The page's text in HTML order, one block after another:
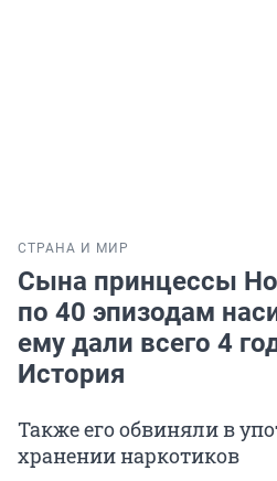
СТРАНА И МИР
Сына принцессы
по 40 эпизодам
ему дали всего 4
История
Также его обвиняли в
хранении наркотиков